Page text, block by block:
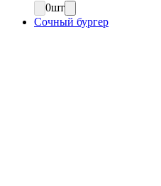
0шт
Сочный бургер